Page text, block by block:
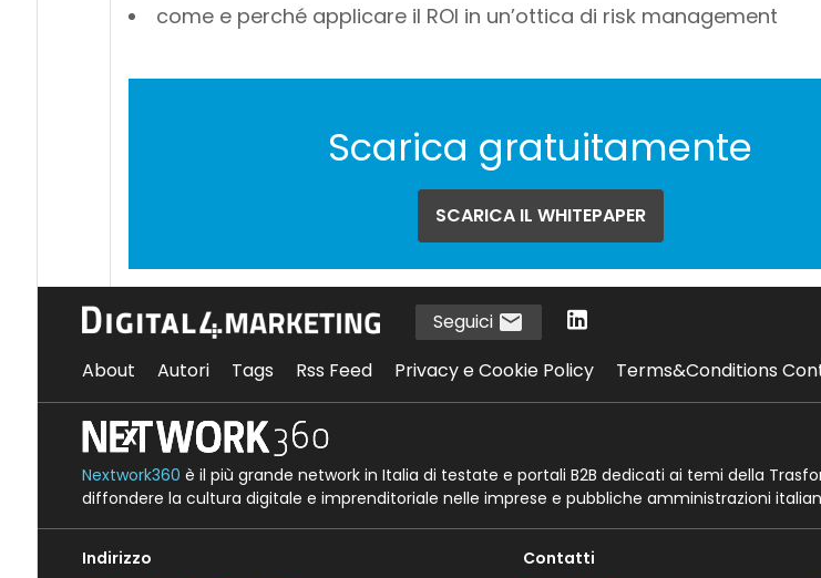
come e perché applicare il ROI in un’ottica di risk management
Scarica gratuitamente
SCARICA IL WHITEPAPER
Seguici
About
Autori Tags Rss Feed Privacy e Cookie Policy Terms&Conditions
Nextwork360 è il più grande network in Italia di testate e portali B2B dedicati ai temi della
diffondere la cultura digitale e imprenditoriale nelle imprese e pubbliche amministrazioni
Indirizzo Contatti